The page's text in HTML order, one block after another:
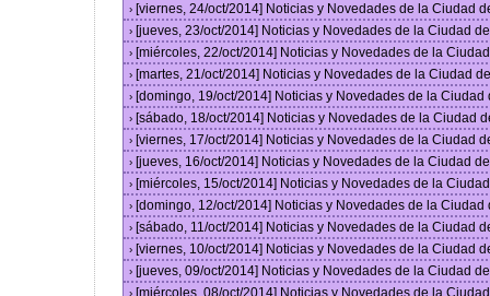
› [viernes, 24/oct/2014] Noticias y Novedades de la Ciudad
› [jueves, 23/oct/2014] Noticias y Novedades de la Ciudad
› [miércoles, 22/oct/2014] Noticias y Novedades de la
› [martes, 21/oct/2014] Noticias y Novedades de la Ciudad
› [domingo, 19/oct/2014] Noticias y Novedades de la
› [sábado, 18/oct/2014] Noticias y Novedades de la Ciudad
› [viernes, 17/oct/2014] Noticias y Novedades de la Ciudad
› [jueves, 16/oct/2014] Noticias y Novedades de la Ciudad
› [miércoles, 15/oct/2014] Noticias y Novedades de la
› [domingo, 12/oct/2014] Noticias y Novedades de la
› [sábado, 11/oct/2014] Noticias y Novedades de la Ciudad
› [viernes, 10/oct/2014] Noticias y Novedades de la Ciudad
› [jueves, 09/oct/2014] Noticias y Novedades de la Ciudad
› [miércoles, 08/oct/2014] Noticias y Novedades de la